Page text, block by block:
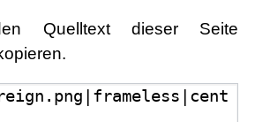
Quelltext dieser Seite